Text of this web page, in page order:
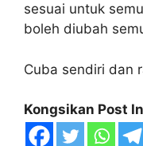
sesuai untuk
boleh diubah
Cuba sendiri dan
Kongsikan Post